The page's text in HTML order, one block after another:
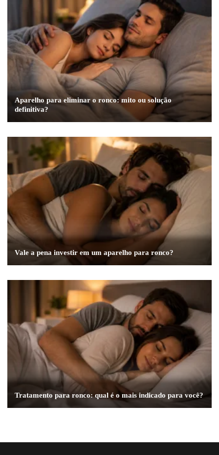
Aparelho para eliminar o ronco: mito ou solução
definitiva?
Vale a pena investir em um aparelho para ronco?
Tratamento para ronco: qual é o mais indicado para você?